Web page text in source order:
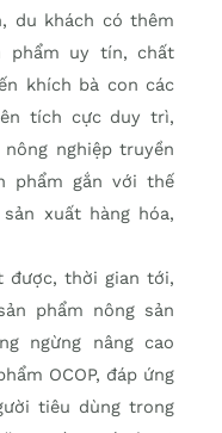
du khách có thêm
phẩm uy tín, chất
khích bà con các
tích cực duy trì,
nghiệp truyền
phẩm gắn với thế
xuất hàng hóa,
được, thời gian tới,
phẩm nông sản
ngừng nâng cao
OCOP, đáp ứng
tiêu dùng trong